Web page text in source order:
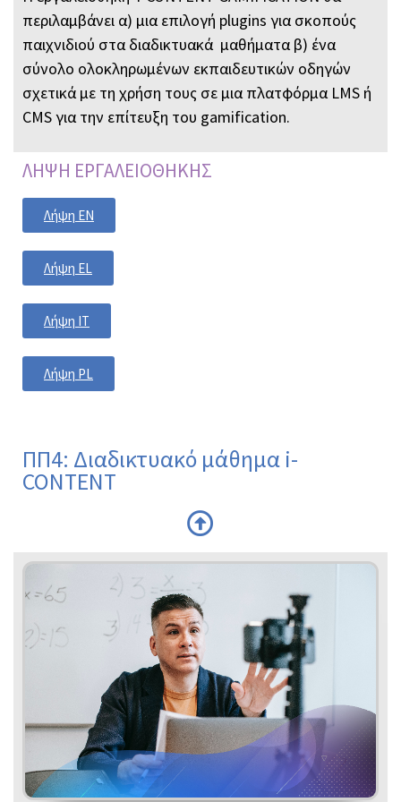
περιλαμβάνει α) μια επιλογή plugins για σκοπούς
παιχνιδιού στα διαδικτυακά μαθήματα β) ένα
σύνολο ολοκληρωμένων εκπαιδευτικών οδηγών
σχετικά με τη χρήση τους σε μια πλατφόρμα LMS ή
CMS για την επίτευξη του gamification.
ΛΗΨΗ ΕΡΓΑΛΕΙΟΘΗΚΗΣ
Λήψη EN
Λήψη EL
Λήψη IT
Λήψη PL
ΠΠ4: Διαδικτυακό μάθημα i-
CONTENT